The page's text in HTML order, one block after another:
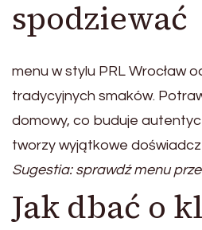
spodziewać
menu w stylu PRL Wrocław
tradycyjnych smaków.
domowy, co buduje
tworzy wyjątkowe
Sugestia: sprawdź menu
Jak dbać o